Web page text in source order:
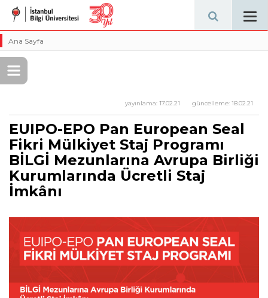
Ana Sayfa
güncelleme: 18.02.21
yayınlama: 17.02.21
EUIPO-EPO Pan European Seal
Fikri Mülkiyet Staj Programı
BİLGİ Mezunlarına Avrupa Birliği
Kurumlarında Ücretli Staj
İmkânı